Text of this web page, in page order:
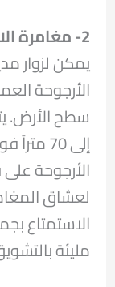
2- مغامرة الارجوحة العملاقة
يمكن لزوار
سطح الأرض.
إلى 70
الأرجوحة
لعشاق
الاستمتاع
مليئة